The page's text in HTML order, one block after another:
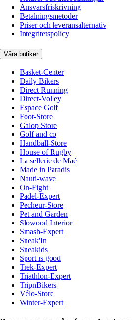
Ansvarsfriskrivning
Betalningsmetoder
Priser och leveransalternativ
Integritetspolicy
Våra butiker
Basket-Center
Daily Bikers
Direct Running
Direct-Volley
Espace Golf
Foot-Store
Galop Store
Golf and co
Handball-Store
House of Rugby
La sellerie de Maé
Made in Paradis
Nauti-wave
On-Fight
Padel-Expert
Pecheur-Store
Pet and Garden
Slowood Interior
Smash-Expert
Sneak'In
Sneakids
Sport is good
Trek-Expert
Triathlon-Expert
TripnBikers
Vélo-Store
Winter-Expert